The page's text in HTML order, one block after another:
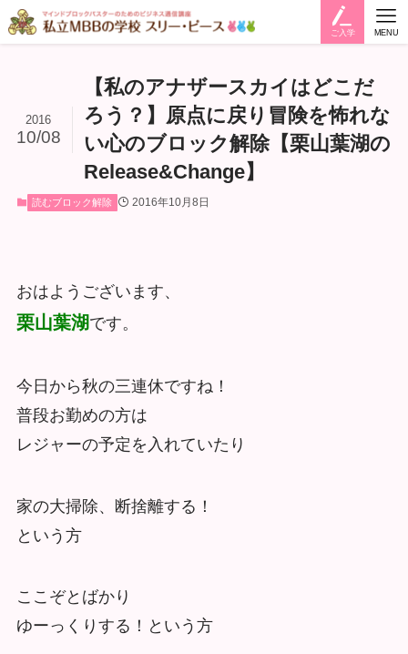
ご入学 MENU
【私のアナザースカイはどこだ
ろう？】原点に戻り冒険を怖れな
い心のブロック解除【栗山葉湖の
Release&Change】
2016
10/08
読むブロック解除 2016年10月8日
おはようございます、
栗山葉湖です。
今日から秋の三連休ですね！
普段お勤めの方は
レジャーの予定を入れていたり
家の大掃除、断捨離する！
という方
ここぞとばかり
ゆーっくりする！という方